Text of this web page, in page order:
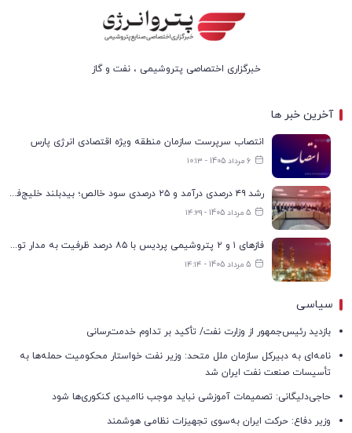
خبرگزاری اختصاصی پتروشیمی ، نفت و گاز
آخرین خبر ها
انتصاب سرپرست سازمان منطقه ویژه اقتصادی انرژی پارس
6 مرداد 1405 - ۱۰:۱۳
رشد ۴۹ درصدی درآمد و ۲۵ درصدی سود خالص؛ بیدبلند خلیج‌فارس سال ۱۴۰۴ را با رکوردهای جدید به پایان رساند
5 مرداد 1405 - ۱۴:۲۹
فازهای ۱ و ۲ پتروشیمی پردیس با ۸۵ درصد ظرفیت به مدار تولید بازگشتند
5 مرداد 1405 - ۱۴:۱۴
سیاسی
بازدید رئیس‌جمهور از وزارت نفت/ تأکید بر تداوم خدمت‌رسانی
نامه‌ای به دبیرکل سازمان ملل متحد: وزیر نفت خواستار محکومیت حمله‌ها به
تأسیسات صنعت نفت ایران شد
حاجی‌دلیگانی: تصمیمات آموزشی نباید موجب ناامیدی کنکوری‌ها شود
وزیر دفاع: حرکت ایران به‌سوی تجهیزات نظامی هوشمند